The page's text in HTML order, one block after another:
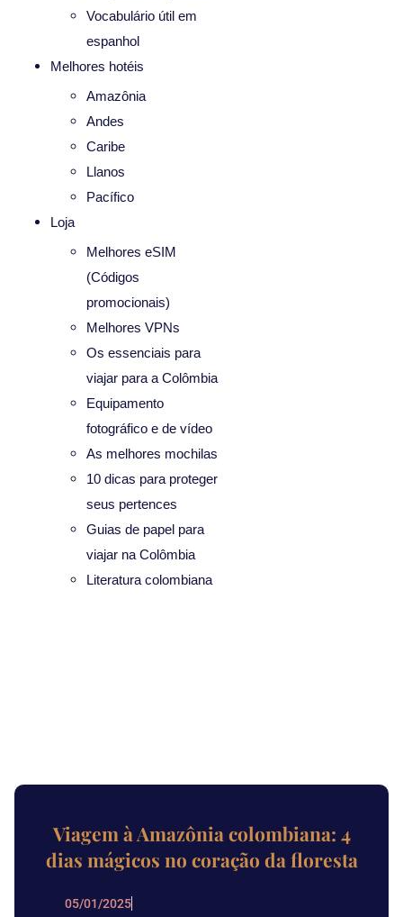
Vocabulário útil em
espanhol
Melhores hotéis
Amazônia
Andes
Caribe
Llanos
Pacífico
Loja
Melhores eSIM
(Códigos
promocionais)
Melhores VPNs
Os essenciais para
viajar para a Colômbia
Equipamento
fotográfico e de vídeo
As melhores mochilas
10 dicas para proteger
seus pertences
Guias de papel para
viajar na Colômbia
Literatura colombiana
Viagem à Amazônia colombiana: 4
dias mágicos no coração da floresta
05/01/2025